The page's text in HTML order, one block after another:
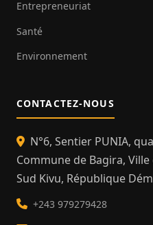
Entrepreneuriat
Santé
Environnement
CONTACTEZ-NOUS
N°6, Sentier PUNIA,
Commune de Bagira,
Sud Kivu, République
+243 979279428